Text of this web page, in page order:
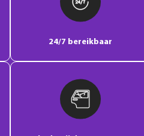
24/7 bereikbaar